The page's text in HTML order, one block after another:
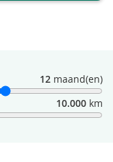
12 maand(en)
10.000 km